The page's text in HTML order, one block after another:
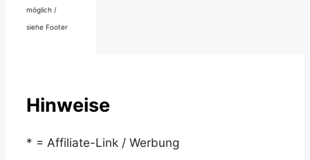
möglich /
siehe Footer
Hinweise
* = Affiliate-Link / Werbung